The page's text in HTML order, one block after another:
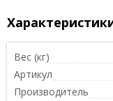
Вес (кг)
Артикул
Производитель